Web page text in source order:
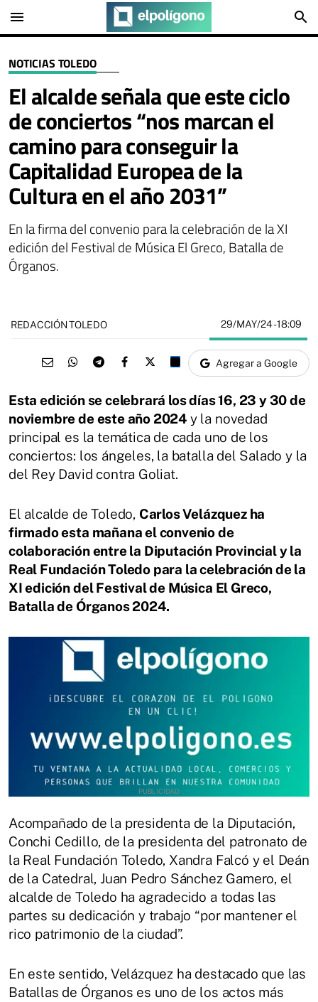
menu search
NOTICIAS TOLEDO
El alcalde señala que este ciclo
de conciertos “nos marcan el
camino para conseguir la
Capitalidad Europea de la
Cultura en el año 2031”
En la firma del convenio para la celebración de la XI
edición del Festival de Música El Greco, Batalla de
Órganos.
REDACCIÓN TOLEDO 29/MAY/24- 18:09
Agregar a Google
Esta edición se celebrará los días 16, 23 y 30 de
noviembre de este año 2024 y la novedad
principal es la temática de cada uno de los
conciertos: los ángeles, la batalla del Salado y la
del Rey David contra Goliat.
El alcalde de Toledo, Carlos Velázquez ha
firmado esta mañana el convenio de
colaboración entre la Diputación Provincial y la
Real Fundación Toledo para la celebración de la
XI edición del Festival de Música El Greco,
Batalla de Órganos 2024.
Acompañado de la presidenta de la Diputación,
Conchi Cedillo, de la presidenta del patronato de
la Real Fundación Toledo, Xandra Falcó y el Deán
de la Catedral, Juan Pedro Sánchez Gamero, el
alcalde de Toledo ha agradecido a todas las
partes su dedicación y trabajo “por mantener el
rico patrimonio de la ciudad”.
En este sentido, Velázquez ha destacado que las
Batallas de Órganos es uno de los actos más